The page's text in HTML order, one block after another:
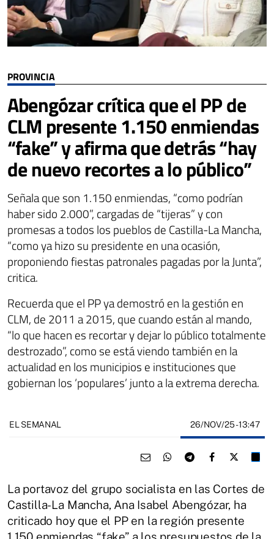
PROVINCIA
Abengózar crítica que el PP de
CLM presente 1.150 enmiendas
“fake” y afirma que detrás “hay
de nuevo recortes a lo público”
Señala que son 1.150 enmiendas, “como podrían
haber sido 2.000”, cargadas de “tijeras” y con
promesas a todos los pueblos de Castilla-La Mancha,
“como ya hizo su presidente en una ocasión,
proponiendo fiestas patronales pagadas por la Junta”,
critica.
Recuerda que el PP ya demostró en la gestión en
CLM, de 2011 a 2015, que cuando están al mando,
“lo que hacen es recortar y dejar lo público totalmente
destrozado”, como se está viendo también en la
actualidad en los municipios e instituciones que
gobiernan los ‘populares’ junto a la extrema derecha.
EL SEMANAL 26/NOV/25- 13:47
La portavoz del grupo socialista en las Cortes de
Castilla-La Mancha, Ana Isabel Abengózar, ha
criticado hoy que el PP en la región presente